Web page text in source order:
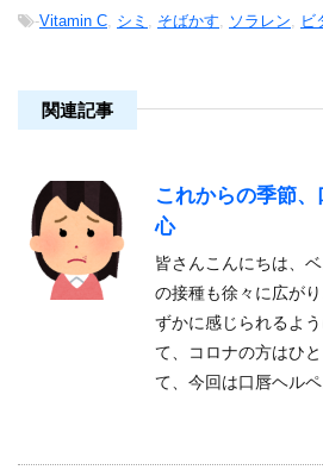
-Vitamin C, シミ , そばかす, ソラレン, ビ
関連記事
これからの季節
心
皆さんこんにちは、
の接種も徐々に広が
ずかに感じられるよ
て、コロナの方はひ
て、今回は口唇ヘル